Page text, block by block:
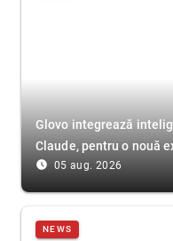
Glovo integrează
Claude, pentru o nouă
access_time_filled 05 aug. 2026
NEWS